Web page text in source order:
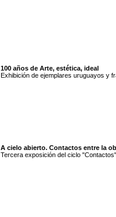
100 años de Arte, estética, ideal
Exhibición de ejemplares uruguayos y
A cielo abierto. Contactos entre la
Tercera exposición del ciclo "Contactos"